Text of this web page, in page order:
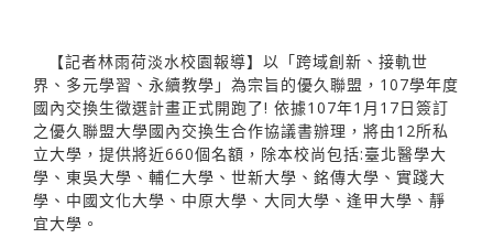
【記者林雨荷淡水校園報導】以「跨域創新、接軌世
界、多元學習、永續教學」為宗旨的優久聯盟，107學年度
國內交換生徵選計畫正式開跑了! 依據107年1月17日簽訂
之優久聯盟大學國內交換生合作協議書辦理，將由12所私
立大學，提供將近660個名額，除本校尚包括:臺北醫學大
學、東吳大學、輔仁大學、世新大學、銘傳大學、實踐大
學、中國文化大學、中原大學、大同大學、逢甲大學、靜
宜大學。